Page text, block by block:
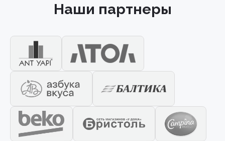
Наши партнеры